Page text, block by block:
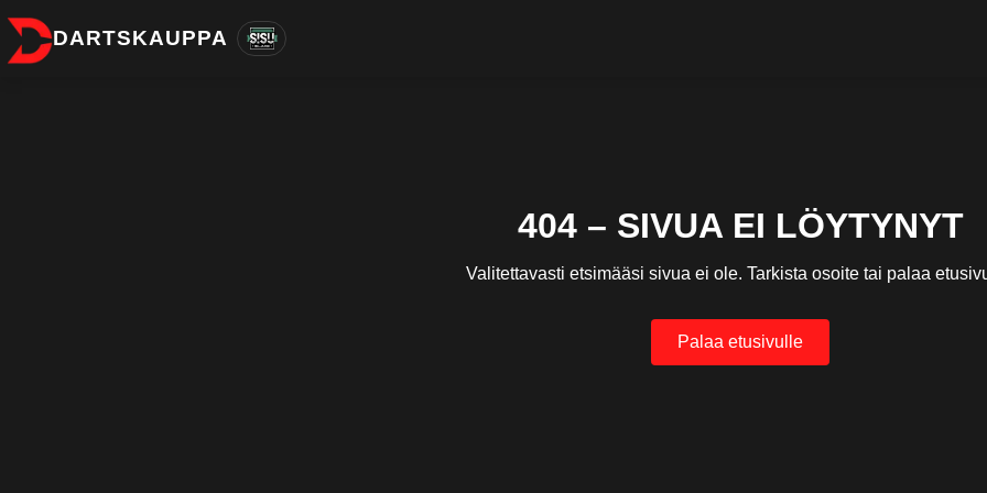
DARTSKAUPPA
404 – SIVUA EI LÖYTYNYT
Valitettavasti etsimääsi sivua ei ole. Tarkista osoite tai palaa
Palaa etusivulle